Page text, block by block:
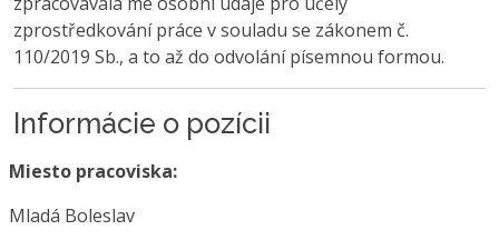
zprostředkování práce v souladu se zákonem č.
110/2019 Sb., a to až do odvolání písemnou formou.
Informácie o pozícii
Miesto pracoviska:
Mladá Boleslav